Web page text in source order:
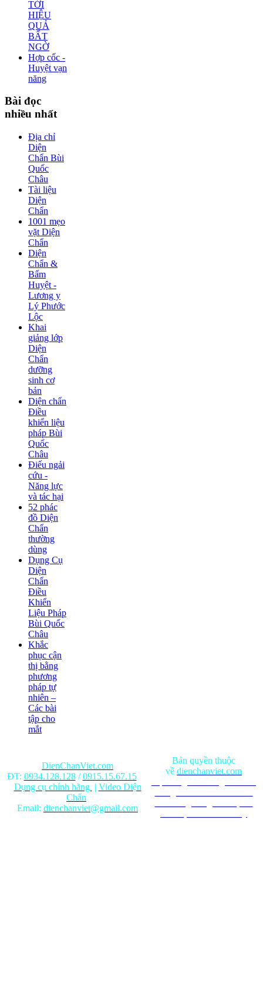
TỚI
HIỆU
QUẢ
BẤT
NGỜ
Hợp cốc -
Huyệt vạn
năng
Bài đọc
nhiều nhất
Địa chỉ
Diện
Chẩn Bùi
Quốc
Châu
Tài liệu
Diện
Chẩn
1001 mẹo
vặt Diện
Chẩn
Diện
Chẩn &
Bấm
Huyệt -
Lương y
Lý Phước
Lộc
Khai
giảng lớp
Diện
Chẩn
dưỡng
sinh cơ
bản
Diện chẩn
Điều
khiển liệu
pháp Bùi
Quốc
Châu
Điếu ngải
cứu -
Năng lực
và tác hại
52 phác
đồ Diện
Chẩn
thường
dùng
Dụng Cụ
Diện
Chẩn
Điều
Khiển
Liệu Pháp
Bùi Quốc
Châu
Khắc
phục cận
thị bằng
phương
pháp tự
nhiên –
Các bài
tập cho
mắt
DienChanViet.com
ĐT: 0934.128.128/0915.15.67.15
Dụng cụ chính hãng | Video Diện
Chẩn
Email: dienchanviet@gmail.com
Bản quyền thuộc
về dienchanviet.com